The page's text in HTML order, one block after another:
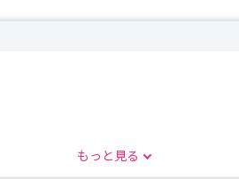
で、ご相談ください。
もっと見る